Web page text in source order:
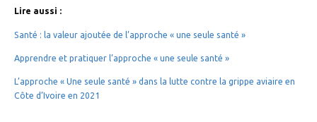
Lire aussi :
Santé : la valeur ajoutée de l’approche « une seule santé »
Apprendre et pratiquer l’approche « une seule santé »
L’approche « Une seule santé » dans la lutte contre la grippe aviaire en
Côte d’Ivoire en 2021